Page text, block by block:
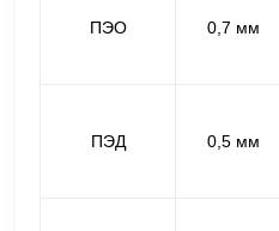
ПЭО 0,7 мм
ПЭД 0,5 мм